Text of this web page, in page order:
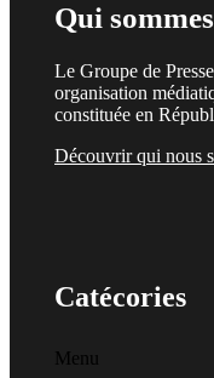
Qui
Le Groupe de
organisation
constituée en
Découvrir qui nous
Catécories
Menu